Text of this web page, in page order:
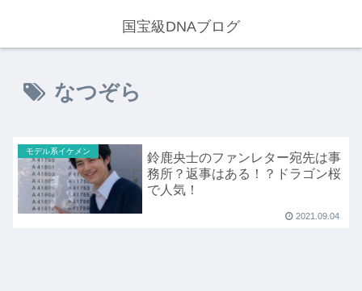
国宝級DNAブログ
なつぞら
モデル系イケメン
鈴鹿央士のファンレター宛先は事
務所？返事はある！？ドラゴン桜
で人気！
2021.09.04